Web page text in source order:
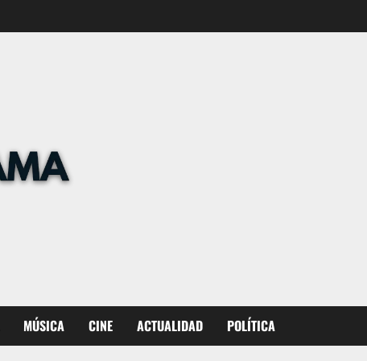
MÚSICA CINE ACTUALIDAD POLÍTICA